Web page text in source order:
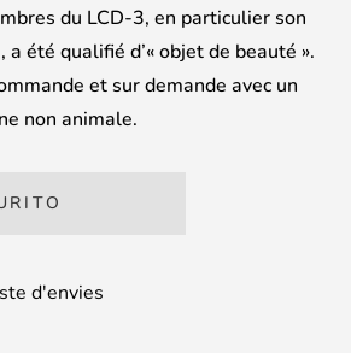
du LCD-3, en particulier son
été qualifié d’« objet de beauté ».
et sur demande avec un
non animale.
d'envies